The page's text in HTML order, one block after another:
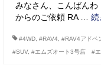
みなさん、こんばん
からのご依頼 RA … 続
#4WD #RAV4 #RAV4アドベ
#SUV, #エムズオート3号店 #エ